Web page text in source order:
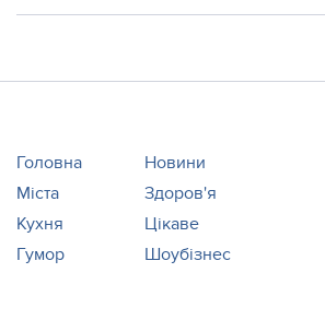
Будете приємно
Головна
Новини
Міста
Здоров'я
Кухня
Цікаве
Гумор
Шоубізнес